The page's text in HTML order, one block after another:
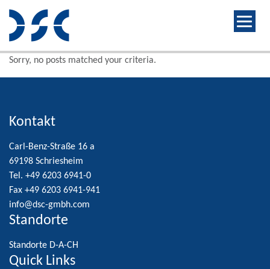
Sorry, no posts matched your criteria.
Kontakt
Carl-Benz-Straße 16 a
69198 Schriesheim
Tel. +49 6203 6941-0
Fax +49 6203 6941-941
info@dsc-gmbh.com
Standorte
Standorte D-A-CH
Quick Links